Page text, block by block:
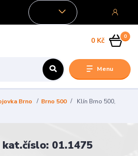
Menu
0
0 Kč
Brno Brno 500
Klín Brno 500,
01.1475